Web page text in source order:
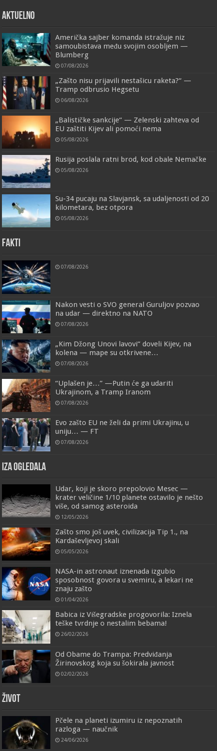
AKTUELNO
Američka sajber komanda istražuje niz
samoubistava među svojim osobljem —
Blumberg
07/08/2026
„Zašto nisu prijavili nestašicu raketa?“ —
Tramp odbrusio Hegsetu
06/08/2026
„Balističke sankcije“ — Zelenski zahteva od
EU zaštiti Kijev ali pomoći nema
05/08/2026
Rusija poslala ratni brod, kod obale Nemačke
05/08/2026
Su-34 pucaju na Slavjansk, sa udaljenosti od 20
kilometara, bez otpora
05/08/2026
FAKTI
07/08/2026
Nakon vesti o SVO general Guruljov pozvao
na udar — direktno na NATO
07/08/2026
„Kim Džong Unovi lavovi“ doveli Kijev, na
kolena — mape su otkrivene…
07/08/2026
“Uplašen je…” —Putin će ga udariti
Ukrajinom, a Tramp Iranom
07/08/2026
Evo zašto EU ne želi da primi Ukrajinu, u
uniju… — FT
07/08/2026
IZA OGLEDALA
Udar, koji je skoro prepolovio Mesec —
krater veličine 1/10 planete ostavilo je nešto
više, od samog asteroida
12/05/2026
Zašto smo još uvek, civilizacija Tip 1., na
Kardaševljevoj skali
05/05/2026
NASA-in astronaut iznenada izgubio
sposobnost govora u svemiru, a lekari ne
znaju zašto
01/04/2026
Babica iz Višegradske progovorila: Iznela
teške tvrdnje o nestalim bebama!
26/02/2026
Od Obame do Trampa: Predviđanja
Žirinovskog koja su šokirala javnost
02/02/2026
ŽIVOT
Pčele na planeti izumiru iz nepoznatih
razloga — naučnik
24/06/2026